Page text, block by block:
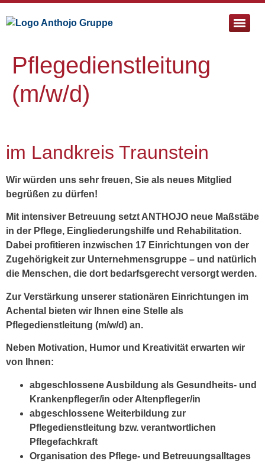
Pflegedienstleitung
(m/w/d)
im Landkreis Traunstein
Wir würden uns sehr freuen, Sie als neues Mitglied
begrüßen zu dürfen!
Mit intensiver Betreuung setzt ANTHOJO neue Maßstäbe
in der Pflege, Eingliederungshilfe und Rehabilitation.
Dabei profitieren inzwischen 17 Einrichtungen von der
Zugehörigkeit zur Unternehmensgruppe – und natürlich
die Menschen, die dort bedarfsgerecht versorgt werden.
Zur Verstärkung unserer stationären Einrichtungen im
Achental bieten wir Ihnen eine Stelle als
Pflegedienstleitung (m/w/d) an.
Neben Motivation, Humor und Kreativität erwarten wir
von Ihnen:
abgeschlossene Ausbildung als Gesundheits- und
Krankenpfleger/in oder Altenpfleger/in
abgeschlossene Weiterbildung zur
Pflegedienstleitung bzw. verantwortlichen
Pflegefachkraft
Organisation des Pflege- und Betreuungsalltages